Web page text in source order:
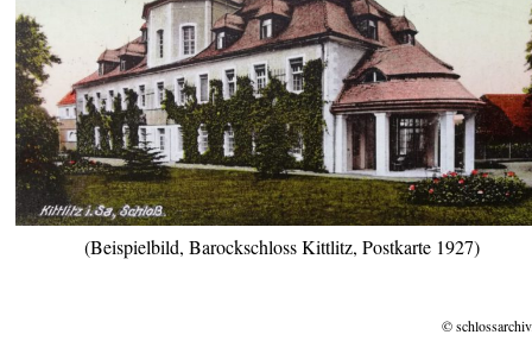
(Beispielbild, Barockschloss Kittlitz, Postkarte 1927)
©